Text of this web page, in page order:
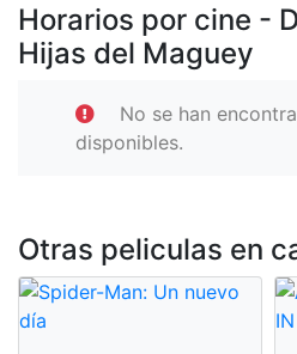
Horarios por cine -
Hijas del Maguey
No se han
disponibles.
Otras peliculas en